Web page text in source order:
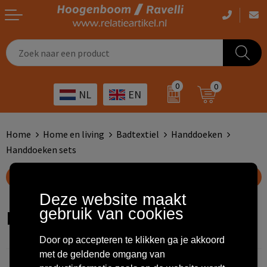
NL EN
0 0
Giveaways
Outdoor
Home & living
Office
Schrijfwaren
Werkkleding
Sportkleding
Overig
Outdoor artikelen bedrukken
Giveaways bedrukken
Transport
Horeca
ICT
Kinderopvang
Landbouw
Home Home en living Badtextiel
Handdoeken
Handdoeken sets
Handdoeken sets
Deze website maakt
gebruik van cookies
Door op accepteren te klikken ga je akkoord
met de geldende omgang van